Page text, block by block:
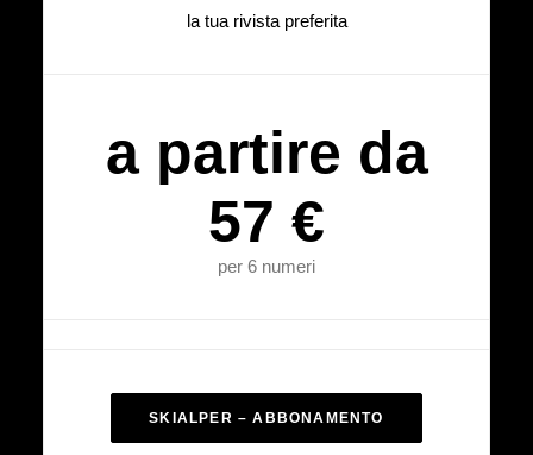
la tua rivista preferita
a partire da
57 €
per 6 numeri
SKIALPER – ABBONAMENTO